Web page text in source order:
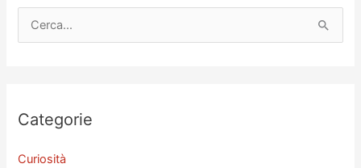
e
a
Categorie
Curiosità